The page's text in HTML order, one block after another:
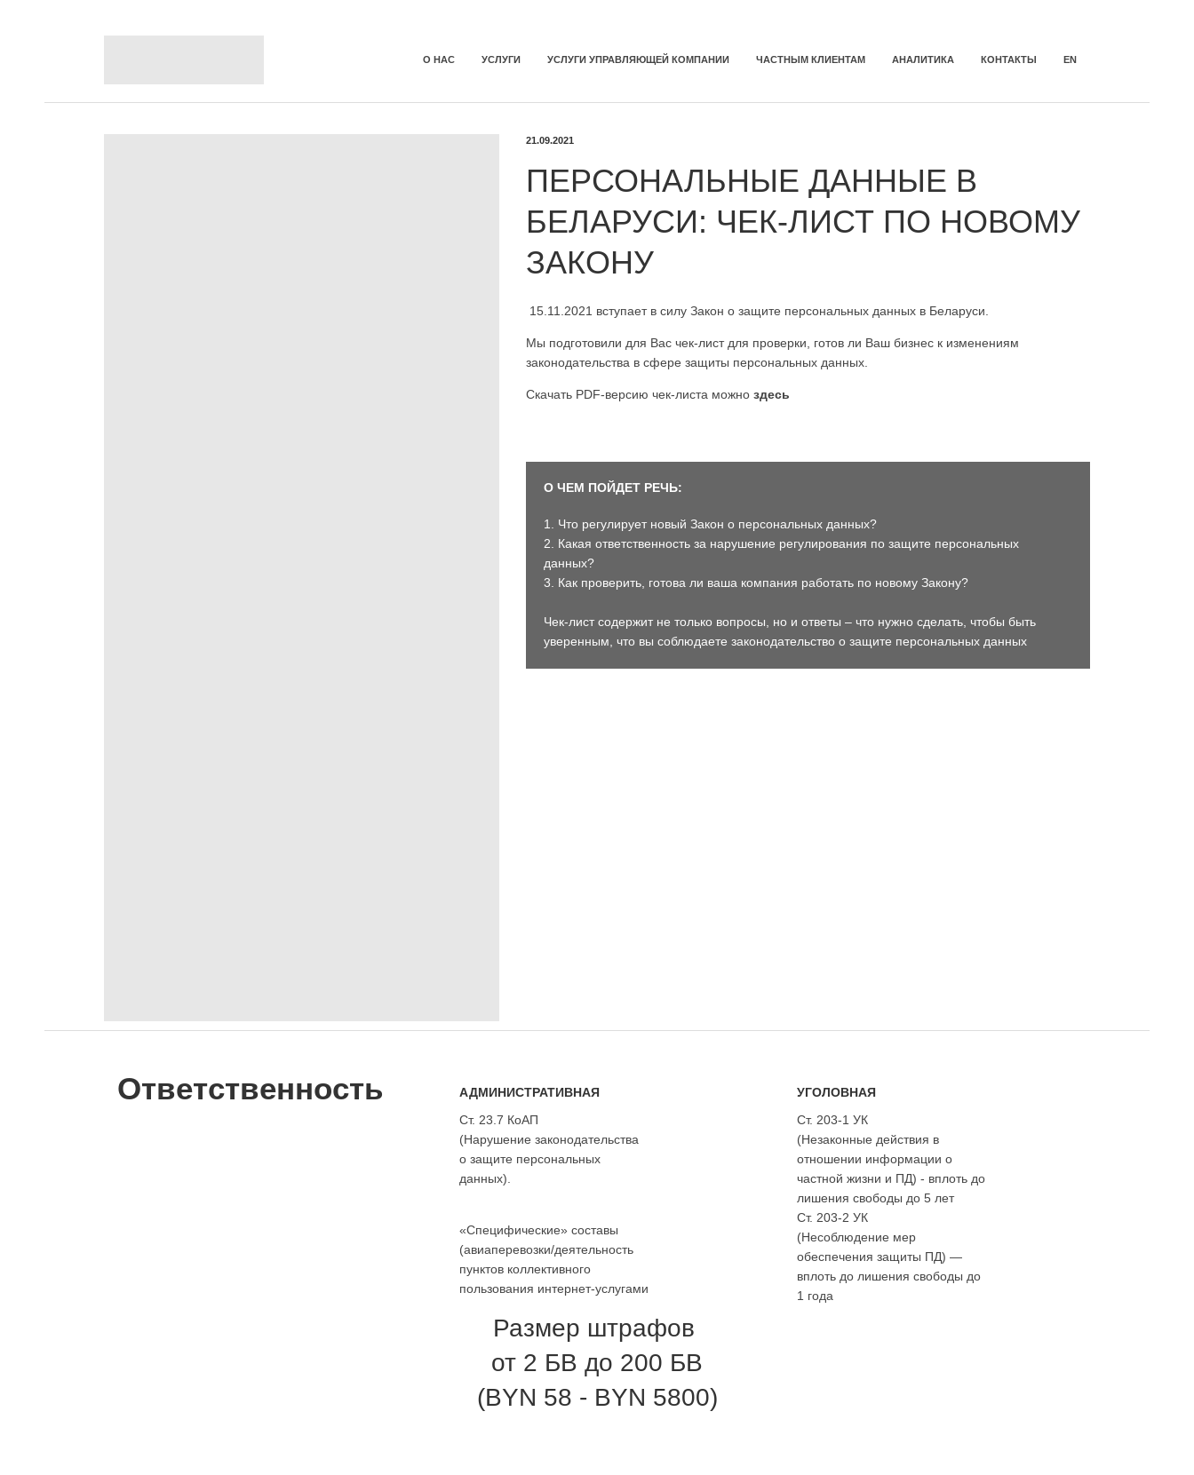
О НАС УСЛУГИ УСЛУГИ УПРАВЛЯЮЩЕЙ КОМПАНИИ ЧАСТНЫМ КЛИЕНТАМ АНАЛИТИКА КОНТАКТЫ EN
21.09.2021
ПЕРСОНАЛЬНЫЕ ДАННЫЕ В
БЕЛАРУСИ: ЧЕК-ЛИСТ ПО НОВОМУ
ЗАКОНУ
15.11.2021 вступает в силу Закон о защите персональных данных в Беларуси.
Мы подготовили для Вас чек-лист для проверки, готов ли Ваш бизнес к изменениям
законодательства в сфере защиты персональных данных.
Скачать PDF-версию чек-листа можно здесь
О ЧЕМ ПОЙДЕТ РЕЧЬ:
1. Что регулирует новый Закон о персональных данных?
2. Какая ответственность за нарушение регулирования по защите персональных
данных?
3. Как проверить, готова ли ваша компания работать по новому Закону?
Чек-лист содержит не только вопросы, но и ответы – что нужно сделать, чтобы быть
уверенным, что вы соблюдаете законодательство о защите персональных данных
Ответственность
АДМИНИСТРАТИВНАЯ
Ст. 23.7 КоАП
(Нарушение законодательства
о защите персональных
данных).
«Специфические» составы
(авиаперевозки/деятельность
пунктов коллективного
пользования интернет-услугами
Размер штрафов
от 2 БВ до 200 БВ
(BYN 58 - BYN 5800)
УГОЛОВНАЯ
Ст. 203-1 УК
(Незаконные действия в
отношении информации о
частной жизни и ПД) - вплоть до
лишения свободы до 5 лет
Ст. 203-2 УК
(Несоблюдение мер
обеспечения защиты ПД) —
вплоть до лишения свободы до
1 года